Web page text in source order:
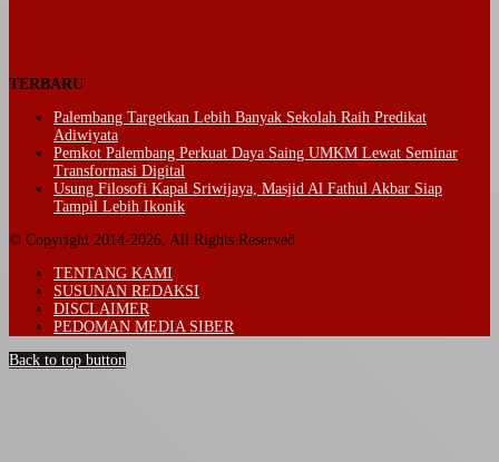
TERBARU
Palembang Targetkan Lebih Banyak Sekolah Raih Predikat
Adiwiyata
Pemkot Palembang Perkuat Daya Saing UMKM Lewat Seminar
Transformasi Digital
Usung Filosofi Kapal Sriwijaya, Masjid Al Fathul Akbar Siap
Tampil Lebih Ikonik
© Copyright 2014-2026, All Rights Reserved
TENTANG KAMI
SUSUNAN REDAKSI
DISCLAIMER
PEDOMAN MEDIA SIBER
Back to top button